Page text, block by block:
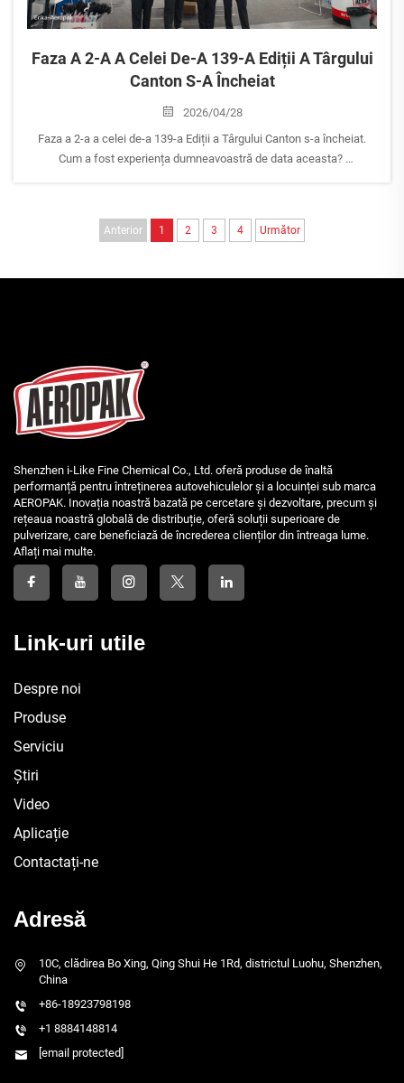
Faza A 2-A A Celei De-A 139-A Ediții A Târgului
Canton S-A Încheiat
2026/04/28
Faza a 2-a a celei de-a 139-a Ediții a Târgului Canton s-a încheiat.
Cum a fost experiența dumneavoastră de data aceasta?
rezultatele expoziției...
Anterior 1 2 3 4 Următor
Shenzhen i-Like Fine Chemical Co., Ltd. oferă produse de înaltă
performanță pentru întreținerea autovehiculelor și a locuinței sub marca
AEROPAK. Inovația noastră bazată pe cercetare și dezvoltare, precum și
rețeaua noastră globală de distribuție, oferă soluții superioare de
pulverizare, care beneficiază de încrederea clienților din întreaga lume.
Aflați mai multe.
Link-uri utile
Despre noi
Produse
Serviciu
Știri
Video
Aplicație
Contactați-ne
Adresă
10C, clădirea Bo Xing, Qing Shui He 1Rd, districtul Luohu, Shenzhen,
China
+86-18923798198
+1 8884148814
[email protected]